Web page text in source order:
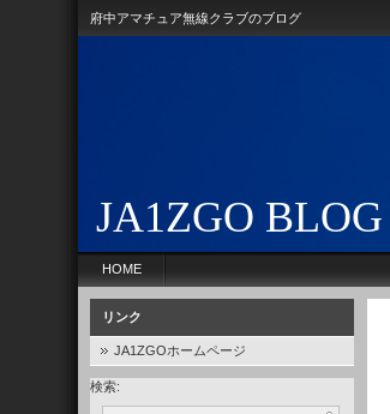
府中アマチュア無線クラブのブログ
JA1ZGO BLOG
HOME
リンク
JA1ZGOホームページ
検索: